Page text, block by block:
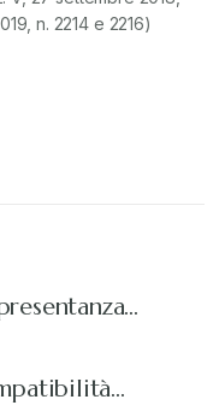
n. 2214 e 2216)